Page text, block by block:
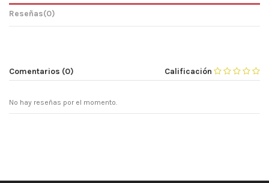
Reseñas(0)
Calificación
Comentarios (0)
No hay reseñas por el momento.